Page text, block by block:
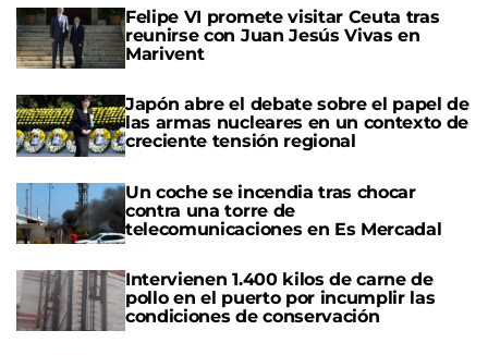
Felipe VI promete visitar Ceuta tras
reunirse con Juan Jesús Vivas en
Marivent
Japón abre el debate sobre el papel de
las armas nucleares en un contexto de
creciente tensión regional
Un coche se incendia tras chocar
contra una torre de
telecomunicaciones en Es Mercadal
Intervienen 1.400 kilos de carne de
pollo en el puerto por incumplir las
condiciones de conservación